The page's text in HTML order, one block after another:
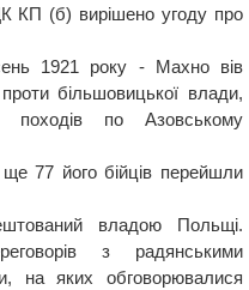
КП (б) вирішено угоду про
1921 року - Махно вів
більшовицької влади,
походів по Азовському
77 його бійців перейшли
владою Польщі.
з радянськими
на яких обговорювалися